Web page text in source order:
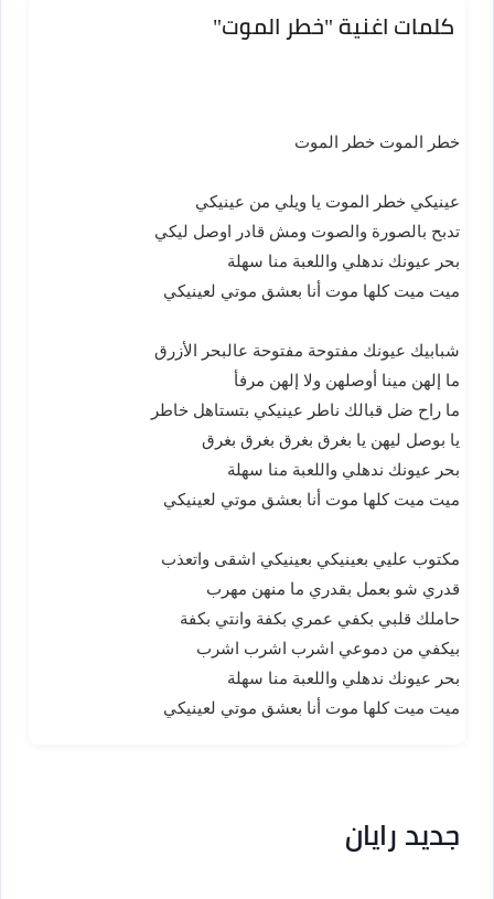
كلمات اغنية "خطر الموت"
خطر الموت خطر الموت
عينيكي خطر الموت يا ويلي من عينيكي
تدبح بالصورة والصوت ومش قادر اوصل ليكي
بحر عيونك ندهلي واللعبة منا سهلة
ميت ميت كلها موت أنا بعشق موتي لعينيكي
شبابيك عيونك مفتوحة مفتوحة عالبحر الأزرق
ما إلهن مينا أوصلهن ولا إلهن مرفأ
ما راح ضل قبالك ناطر عينيكي بتستاهل خاطر
يا بوصل ليهن يا بغرق بغرق بغرق بغرق
بحر عيونك ندهلي واللعبة منا سهلة
ميت ميت كلها موت أنا بعشق موتي لعينيكي
مكتوب عليي بعينيكي بعينيكي اشقى واتعذب
قدري شو بعمل بقدري ما منهن مهرب
حاملك قلبي بكفي عمري بكفة وانتي بكفة
بيكفي من دموعي اشرب اشرب اشرب
بحر عيونك ندهلي واللعبة منا سهلة
ميت ميت كلها موت أنا بعشق موتي لعينيكي
جديد رايان